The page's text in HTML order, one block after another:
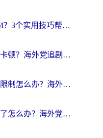
在德国听不了蜻蜓FM？3个实用技巧帮你解锁国内影音自由
在国外玩鸿图之下总卡顿？海外党追剧听歌的3个实用解决方案
在瑞士用洋码头地区限制怎么办？海外华人必看的回国加速全攻略
爱奇艺在新西兰用不了怎么办？海外党亲测有效的回国加速方案